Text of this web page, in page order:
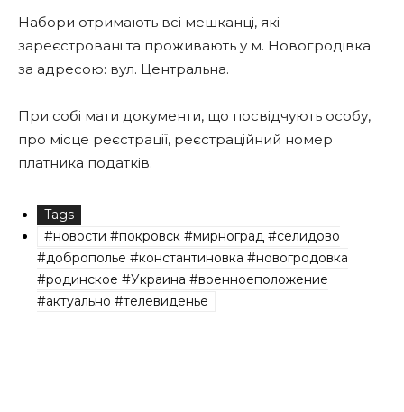
Набори отримають всі мешканці, які
зареєстровані та проживають у м. Новогродівка
за адресою: вул. Центральна.
При собі мати документи, що посвідчують особу,
про місце реєстрації, реєстраційний номер
платника податків.
Tags
#новости #покровск #мирноград #селидово
#доброполье #константиновка #новогродовка
#родинское #Украина #военноеположение
#актуально #телевиденье